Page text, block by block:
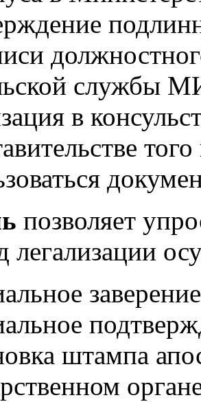
службы
в
позволяет
легализации
штампа